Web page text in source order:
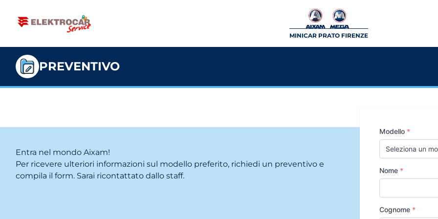
MINICAR PRATO FIRENZE
PREVENTIVO
Entra nel mondo Aixam!
Per ricevere ulteriori informazioni sul modello preferito, richiedi un preventivo e
compila il form. Sarai ricontattato dallo staff.
Modello *
Nome *
Cognome *